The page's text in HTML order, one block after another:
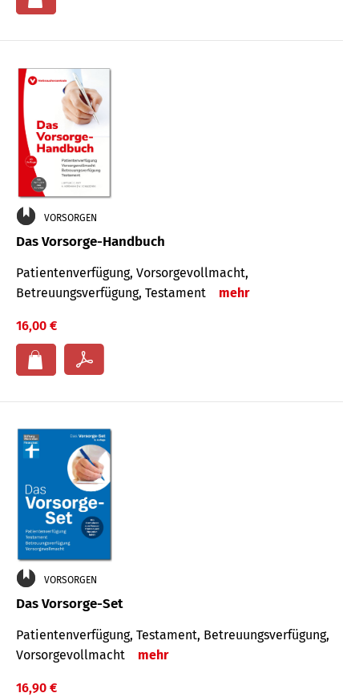
VORSORGEN
Das Vorsorge-Handbuch
Patientenverfügung, Vorsorgevollmacht,
Betreuungsverfügung, Testament
mehr
16,00 €
VORSORGEN
Das Vorsorge-Set
Patienten­ver­fügung, Testa­ment, Be­treuungs­verfü­gung,
Vor­sorge­voll­macht
mehr
16,90 €